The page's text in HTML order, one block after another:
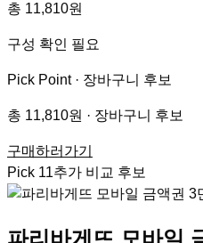
총 11,810원
구성 확인 필요
Pick Point · 장바구니 후보
총 11,810원 · 장바구니 후보
구매하러가기
Pick 11추가 비교 후보
파리바게뜨 모바일